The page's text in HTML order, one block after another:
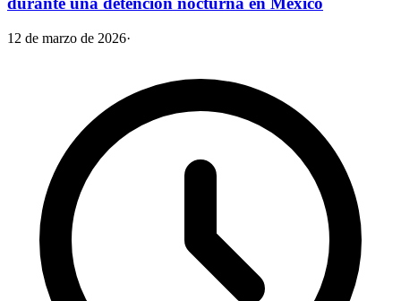
12 de marzo de 2026·